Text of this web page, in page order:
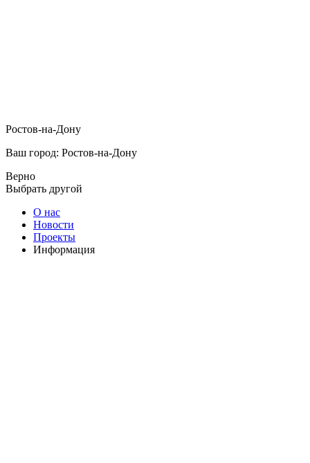
Ростов-на-Дону
Ваш город: Ростов-на-Дону
Верно
Выбрать другой
О нас
Новости
Проекты
Информация